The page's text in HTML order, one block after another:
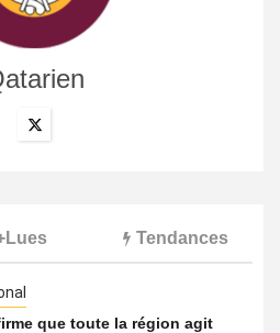
Tendances
que toute la région agit